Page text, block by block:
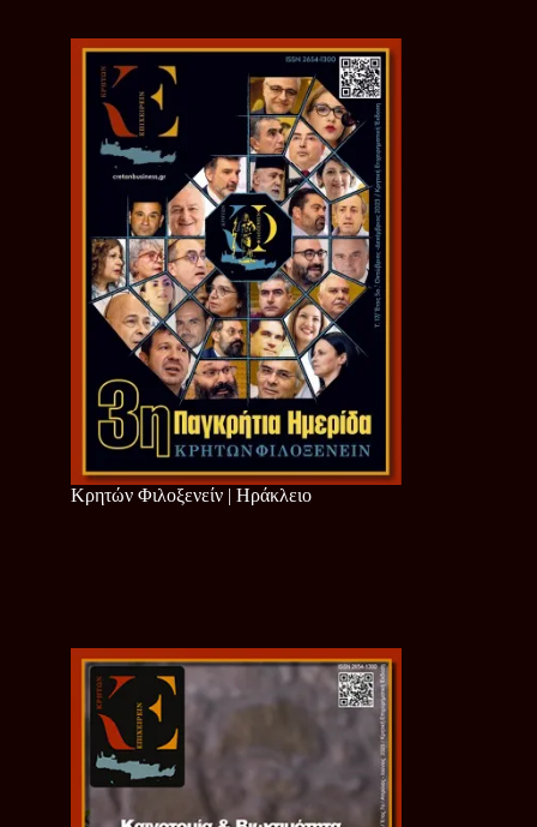
Κρητών Φιλοξενείν | Ηράκλειο